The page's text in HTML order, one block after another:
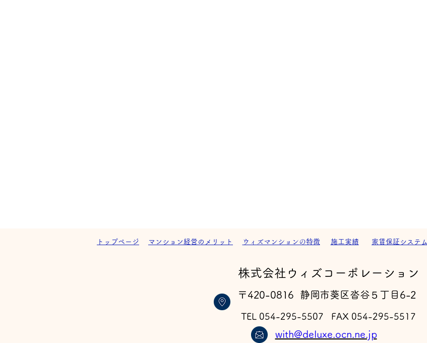
トップページ マンション経営のメリット ウィズマンションの特徴 施工実績 家賃保証システム
​株式会社ウィズコーポレーション
〒420-0816 静岡市葵区沓谷５丁目6-2
TEL 054-295-5507 FAX 054-295-5517
with@deluxe.ocn.ne.jp